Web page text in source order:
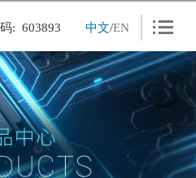
中文/EN
: 603893